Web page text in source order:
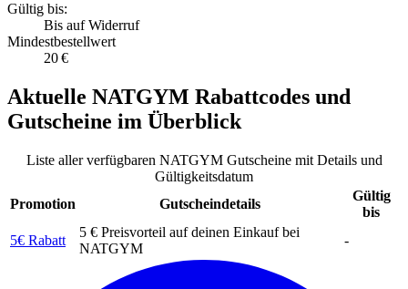
Gültig bis:
Bis auf Widerruf
Mindestbestellwert
20 €
Aktuelle NATGYM Rabattcodes und
Gutscheine im Überblick
Liste aller verfügbaren NATGYM Gutscheine mit Details und
Gültigkeitsdatum
Promotion
Gutscheindetails
Gültig
bis
5€ Rabatt
5 € Preisvorteil auf deinen Einkauf bei
NATGYM
-